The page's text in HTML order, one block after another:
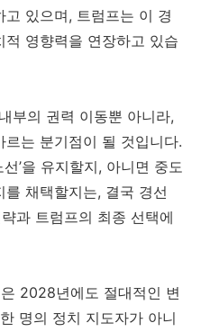
있으며, 트럼프는 이 경
영향력을 연장하고 있습
부의 권력 이동뿐 아니라,
는 분기점이 될 것입니다.
’을 유지할지, 아니면 중도
채택할지는, 결국 경선
과 트럼프의 최종 선택에
2028년에도 절대적인 변
명의 정치 지도자가 아니